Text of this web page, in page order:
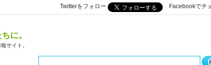
Twitterをフォロー Facebookでチ
に。
サイト。